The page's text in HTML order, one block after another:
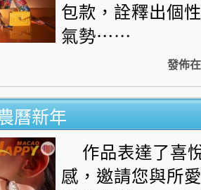
包款， 詮釋出個
氣勢⋯⋯
發佈在
曆新年
作品表達了喜
感， 邀請您與所